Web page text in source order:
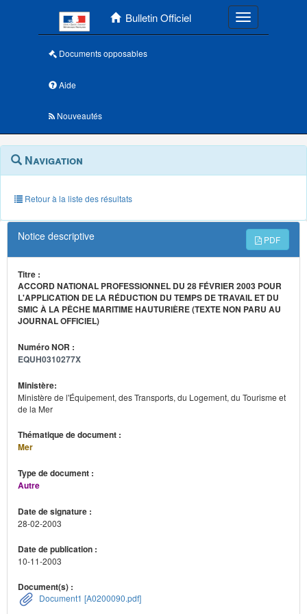
Bulletin Officiel Toggle
Documents opposables
Aide
Nouveautés
Navigation
outils
annexes
Menu
contextuel
Navigation
Retour à la liste des résultats
Notice descriptive PDF
Titre :
ACCORD NATIONAL PROFESSIONNEL DU 28 FÉVRIER 2003 POUR
L'APPLICATION DE LA RÉDUCTION DU TEMPS DE TRAVAIL ET DU
SMIC À LA PÊCHE MARITIME HAUTURIÈRE (TEXTE NON PARU AU
JOURNAL OFFICIEL)
Numéro NOR :
EQUH0310277X
Ministère:
Ministère de l'Équipement, des Transports, du Logement, du Tourisme et
de la Mer
Thématique de document :
Mer
Type de document :
Autre
Date de signature :
28-02-2003
Date de publication :
10-11-2003
Document(s) :
Document1 [A0200090.pdf]